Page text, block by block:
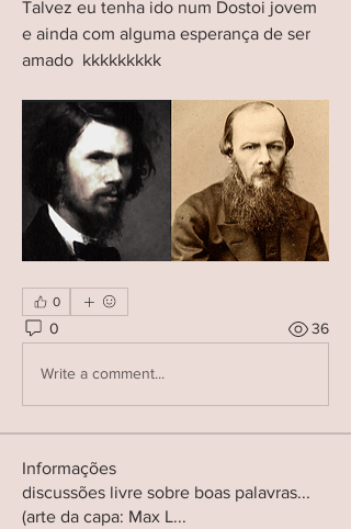
Talvez eu tenha ido num Dostoi jovem
e ainda com alguma esperança de ser
amado  kkkkkkkkk
0
0 36
Write a comment...
Informações
discussões livre sobre boas palavras...
(arte da capa: Max L...